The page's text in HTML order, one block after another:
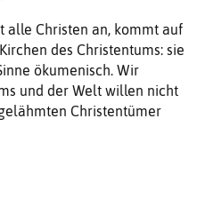
alle Christen an, kommt auf
des Christentums: sie
ökumenisch. Wir
und der Welt willen nicht
Christentümer